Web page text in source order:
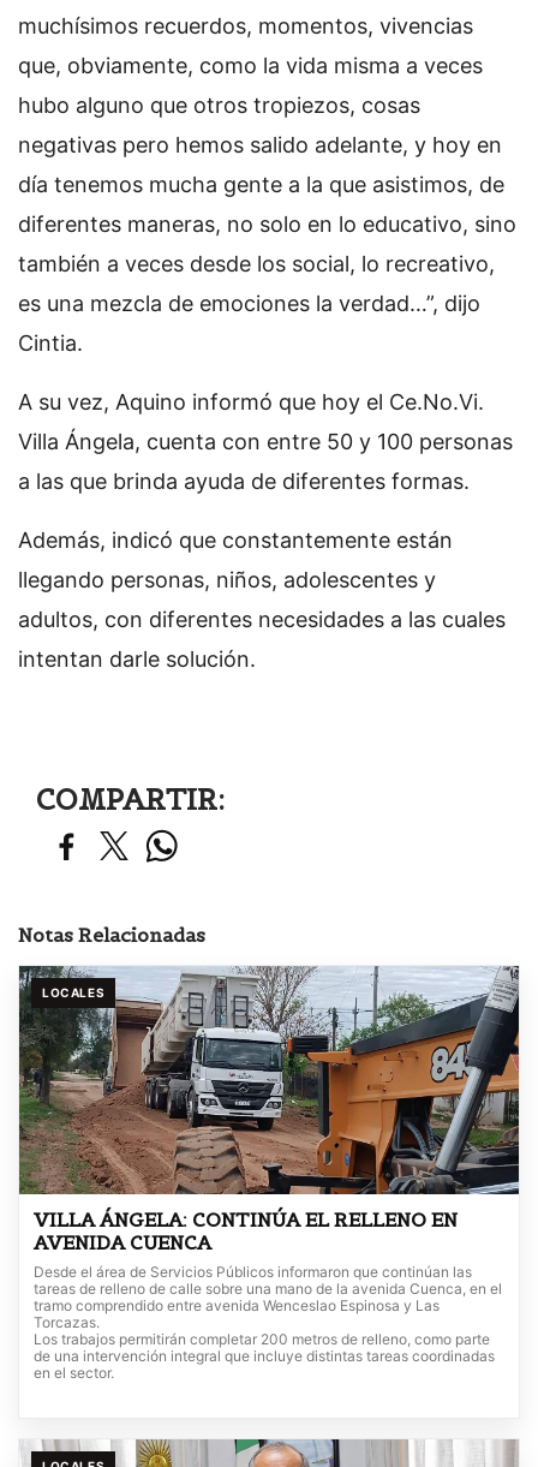
muchísimos recuerdos, momentos, vivencias
que, obviamente, como la vida misma a veces
hubo alguno que otros tropiezos, cosas
negativas pero hemos salido adelante, y hoy en
día tenemos mucha gente a la que asistimos, de
diferentes maneras, no solo en lo educativo, sino
también a veces desde los social, lo recreativo,
es una mezcla de emociones la verdad…”, dijo
Cintia.
A su vez, Aquino informó que hoy el Ce.No.Vi.
Villa Ángela, cuenta con entre 50 y 100 personas
a las que brinda ayuda de diferentes formas.
Además, indicó que constantemente están
llegando personas, niños, adolescentes y
adultos, con diferentes necesidades a las cuales
intentan darle solución.
COMPARTIR:
Notas Relacionadas
LOCALES
VILLA ÁNGELA: CONTINÚA EL RELLENO EN
AVENIDA CUENCA
Desde el área de Servicios Públicos informaron que continúan las
tareas de relleno de calle sobre una mano de la avenida Cuenca, en el
tramo comprendido entre avenida Wenceslao Espinosa y Las
Torcazas.
Los trabajos permitirán completar 200 metros de relleno, como parte
de una intervención integral que incluye distintas tareas coordinadas
en el sector.